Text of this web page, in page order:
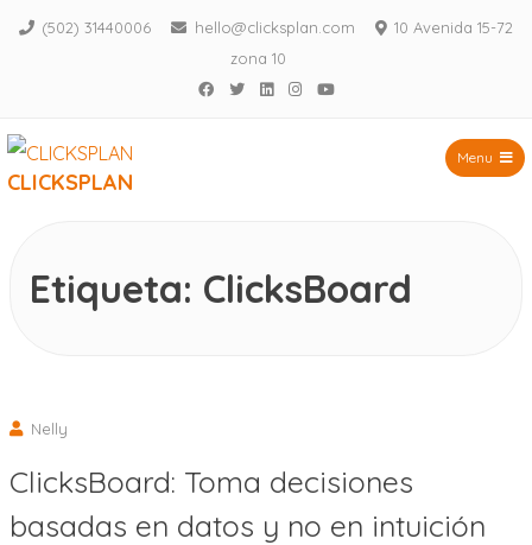
contenido
(502) 31440006 hello@clicksplan.com
10 Avenida 15-72
zona 10
Facebook
TwitterLinkedIn
InstagramYouTube
CLICKSPLAN
Menu
Etiqueta: ClicksBoard
Nelly
ClicksBoard: Toma decisiones
basadas en datos y no en intuición